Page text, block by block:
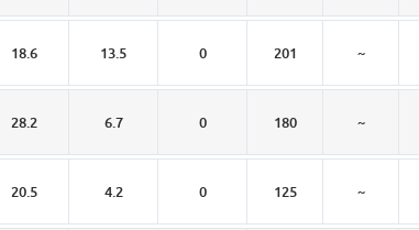
18.6 13.5 0 201 ~
28.2 6.7 0 180 ~
20.5 4.2 0 125 ~